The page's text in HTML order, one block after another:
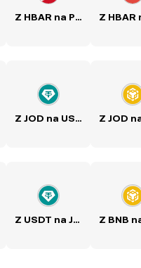
Z HBAR na PHP
Z JOD na USDT Z JOD
Z USDT na JOD Z BNB